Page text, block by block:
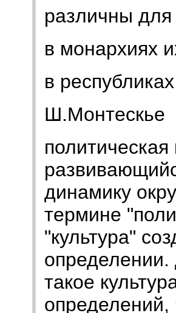
различны
в монархиях
в
Ш.Монтескье
динамику
термине
"культура"
определении.
такое
определений,